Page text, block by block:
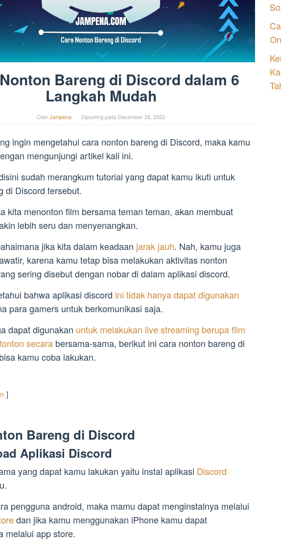
Bareng di Discord dalam 6
Langkah Mudah
OlehJampena Diposting pada Desember 28, 2022
ingin mengetahui cara nonton bareng di Discord, maka kamu
mengunjungi artikel kali ini.
sudah merangkum tutorial yang dapat kamu ikuti untuk
di Discord tersebut.
kita menonton film bersama teman teman, akan membuat
lebih seru dan menyenangkan.
jika kita dalam keadaan jarak jauh. Nah, kamu juga
karena kamu tetap bisa melakukan aktivitas nonton
sering disebut dengan nobar di dalam aplikasi discord.
bahwa aplikasi discord ini tidak hanya dapat digunakan
para gamers untuk berkomunikasi saja.
dapat digunakan untuk melakukan live streaming berupa film
secara bersama-sama, berikut ini cara nonton bareng di
kamu coba lakukan.
Bareng di Discord
Aplikasi Discord
yang dapat kamu lakukan yaitu instal aplikasi Discord
pengguna android, maka mamu dapat menginstalnya melalui
dan jika kamu menggunakan iPhone kamu dapat
melalui app store.